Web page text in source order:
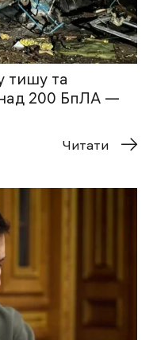
тишу та
200 БпЛА —
Читати